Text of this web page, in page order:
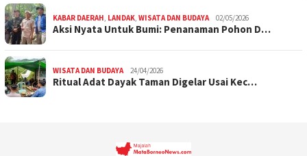
KABAR DAERAH, LANDAK, WISATA DAN BUDAYA 02/05/2026
Aksi Nyata Untuk Bumi: Penanaman Pohon D…
WISATA DAN BUDAYA 24/04/2026
Ritual Adat Dayak Taman Digelar Usai Kec…